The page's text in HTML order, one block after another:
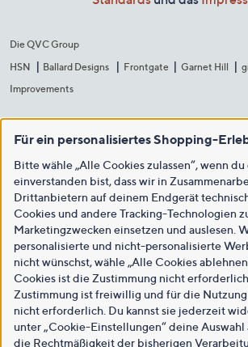
Die QVC Group
HSN
Ballard Designs Frontgate Garnet Hill
Improvements
Für ein personalisiertes Shopping-
Bitte wähle „Alle Cookies zulassen“, wenn
einverstanden bist, dass wir in
Drittanbietern auf deinem Endgerät
Cookies und andere Tracking-Technologien
Marketingzwecken einsetzen und auslesen.
personalisierte und nicht-personalisierte
nicht wünschst, wähle „Alle Cookies
Cookies ist die Zustimmung nicht
Zustimmung ist freiwillig und für die
nicht erforderlich. Du kannst sie jederzeit
unter „Cookie-Einstellungen“ deine Auswahl
die Rechtmäßigkeit der bisherigen